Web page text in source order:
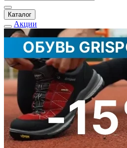
Каталог
Акции